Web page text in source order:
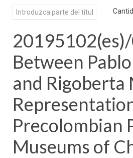
Between
and Rigoberta
Precolombian
Museums of